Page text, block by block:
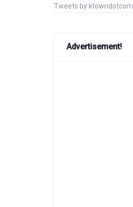
Tweets by ktowndotcom
Advertisement!